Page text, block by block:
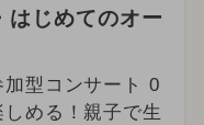
じめてのオー
加型コンサート 0
める！親子で生